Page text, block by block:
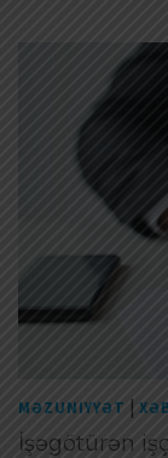
MƏZUNIYYƏT |
İşəgötürən